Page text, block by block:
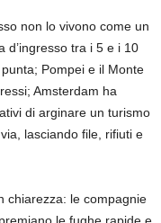
non lo vivono come un
d’ingresso tra i 5 e i 10
Pompei e il Monte
Amsterdam ha
di arginare un turismo
lasciando file, rifiuti e
chiarezza: le compagnie